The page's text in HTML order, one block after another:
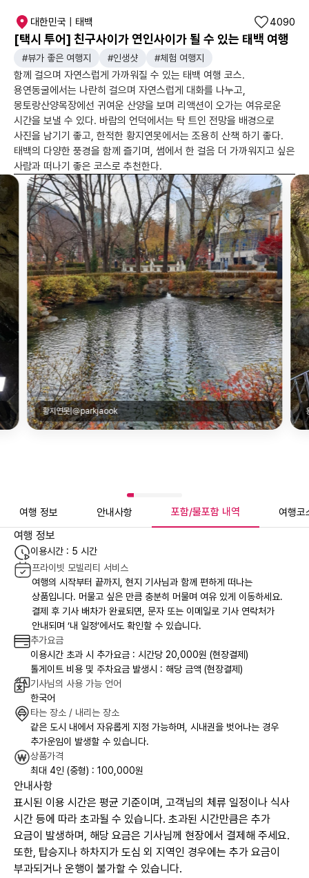
대한민국 | 태백
[택시 투어] 친구사이가 연인사이가 될 수 있는 태백 여행
4090
#뷰가 좋은 여행지 #인생샷 #체험 여행지
함께 걸으며 자연스럽게 가까워질 수 있는 태백 여행 코스.
용연동굴에서는 나란히 걸으며 자연스럽게 대화를 나누고,
몽토랑산양목장에선 귀여운 산양을 보며 리액션이 오가는 여유로운
시간을 보낼 수 있다. 바람의 언덕에서는 탁 트인 전망을 배경으로
사진을 남기기 좋고, 한적한 황지연못에서는 조용히 산책 하기 좋다.
태백의 다양한 풍경을 함께 즐기며, 썸에서 한 걸음 더 가까워지고 싶은
사람과 떠나기 좋은 코스로 추천한다.
황지연못|@parkjaook
여행 정보 안내사항 포함/불포함 내역 여행코
여행 정보
이용시간 : 5 시간
프라이빗 모빌리티 서비스
여행의 시작부터 끝까지, 현지 기사님과 함께 편하게 떠나는
상품입니다. 머물고 싶은 만큼 충분히 머물며 여유 있게 이동하세요.
결제 후 기사 배차가 완료되면, 문자 또는 이메일로 기사 연락처가
안내되며 ‘내 일정’에서도 확인할 수 있습니다.
추가요금
이용시간 초과 시 추가요금 : 시간당 20,000원 (현장결제)
톨게이트 비용 및 주차요금 발생시 : 해당 금액 (현장결제)
기사님의 사용 가능 언어
한국어
타는 장소 / 내리는 장소
같은 도시 내에서 자유롭게 지정 가능하며, 시내권을 벗어나는 경우
추가운임이 발생할 수 있습니다.
상품가격
최대 4인 (중형) : 100,000원
안내사항
표시된 이용 시간은 평균 기준이며, 고객님의 체류 일정이나 식사
시간 등에 따라 초과될 수 있습니다. 초과된 시간만큼은 추가
요금이 발생하며, 해당 요금은 기사님께 현장에서 결제해 주세요.
또한, 탑승지나 하차지가 도심 외 지역인 경우에는 추가 요금이
부과되거나 운행이 불가할 수 있습니다.